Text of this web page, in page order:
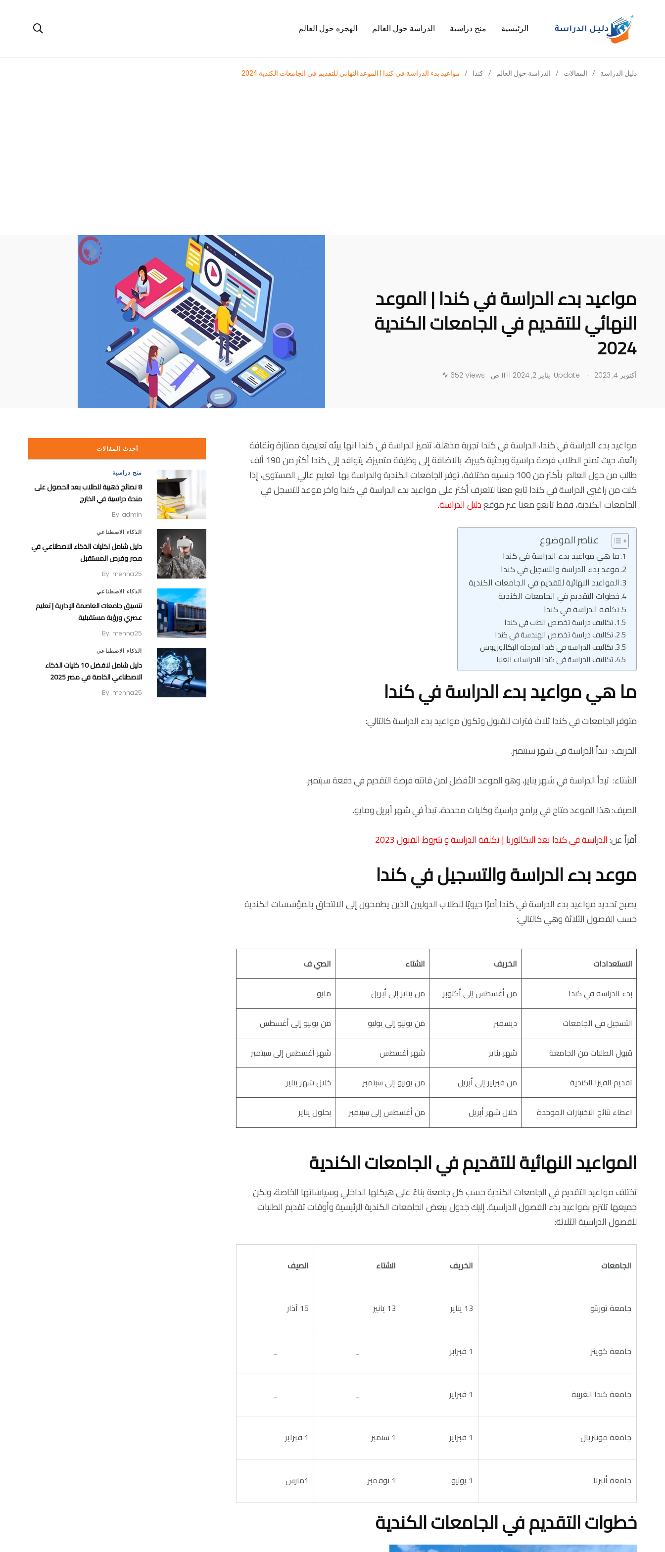
الرئيسية منح دراسية الدراسة حول العالم الهجره حول العالم
دليل الدراسة / المقالات / الدراسة حول العالم / كندا / مواعيد بدء الدراسة في كندا | الموعد النهائي للتقديم في الجامعات الكندية 2024
مواعيد بدء الدراسة في كندا | الموعد
النهائي للتقديم في الجامعات الكندية
2024
أكتوبر 4, 2023 .
652 Views
مواعيد بدء الدراسة في كندا، الدراسة في كندا تجربة مذهلة، تتميز الدراسة في كندا انها بيئه تعليمية ممتازة وثقافة
رائعة، حيث تمنح الطلاب فرصة دراسية وبحثية كبيرة، بالاضافة إلى وظيفة متميزة، يتوافد إلى كندا أكثر من 190 ألف
طالب من حول العالم بأكثر من 100 جنسيه مختلفة، توفر الجامعات الكندية والدراسة بها تعليم عالي المستوى، إذا
كنت من راغبي الدراسة في كندا تابع معنا لتتعرف أكثر على مواعيد بدء الدراسة في كندا واخر موعد للتسجل في
الجامعات الكندية، فقط تابعو معنا عبر موقعدليل الدراسة.
عناصر الموضوع
ما هي مواعيد بدء الدراسة في كندا
موعد بدء الدراسة والتسجيل في كندا
المواعيد النهائية للتقديم في الجامعات الكندية
خطوات التقديم في الجامعات الكندية
تكلفة الدراسة في كندا
تكاليف دراسة تخصص الطب في كندا
تكاليف دراسة تخصص الهندسة في كندا
تكاليف الدراسة في كندا لمرحلة البكالوريوس
تكاليف الدراسة في كندا للدراسات العليا
ما هي مواعيد بدء الدراسة في كندا
متوفر الجامعات في كندا ثلاث فترات للقبول وتكون مواعيد بدء الدراسة كالتالي:
الخريف: تبدأ الدراسة في شهر سبتمبر.
الشتاء: تبدأ الدراسة في شهر يناير، وهو الموعد الأفضل لمن فاتته فرصة التقديم في دفعة سبتمبر.
الصيف: هذا الموعد متاح في برامج دراسية وكليات محددة، تبدأ في شهر أبريل ومايو.
أقرأ عن:الدراسة في كندا بعد البكالوريا | تكلفة الدراسة و شروط القبول 2023
موعد بدء الدراسة والتسجيل في كندا
يصبح تحديد مواعيد بدء الدراسة في كندا أمرًا حيويًا للطلاب الدوليين الذين يطمحون إلى الالتحاق بالمؤسسات الكندية
حسب الفصول الثلاثة وهي كالتالي:
الاستعدادات الخريف الشتاء
الصي ف
بدء الدراسة في كندا
من أغسطس إلى أكتوبر من يناير إلى أبريل
مايو
التسجيل في الجامعات
ديسمبر من يونيو إلى يوليو
من يوليو إلى أغسطس
قبول الطلبات من الجامعة
شهر يناير شهر أغسطس
شهر أغسطس إلى سبتمبر
تقديم الفيزا الكندية
من فبراير إلى أبريل من يونيو إلى سبتمبر
خلال شهر يناير
اعطاء نتائج الاختبارات الموحدة
خلال شهر أبريل من أغسطس إلى سبتمبر بحلول يناير
المواعيد النهائية للتقديم في الجامعات الكندية
تختلف مواعيد التقديم في الجامعات الكندية حسب كل جامعة بناءً على هيكلها الداخلي وسياساتها الخاصة، ولكن
جميعها تلتزم بمواعيد بدء الفصول الدراسية. إليك جدول ببعض الجامعات الكندية الرئيسية وأوقات تقديم الطلبات
للفصول الدراسية الثلاثة:
الجامعات الخريف الشتاء الصيف
جامعة تورنتو 13 يناير 13 يانير 15 آذار
جامعة كوينز 1 فبرابر _
_
جامعة كندا الغربية 1 فبراير _
_
جامعة مونتريال 1 فبراير 1 ستمبر 1 فبراير
جامعة ألبرتا 1 يوليو 1 نوفمبر 1مارس
خطوات التقديم في الجامعات الكندية
أحدث المقالات
منح دراسية
8 نصائح ذهبية للطلاب بعد الحصول على
منحة دراسية في الخارج
By admin
الذكاء الاصطناعي
دليل شامل لكليات الذكاء الاصطناعي في
مصر وفرص المستقبل
By menna25
الذكاء الاصطناعي
تنسيق جامعات العاصمة الإدارية | تعليم
عصري ورؤية مستقبلية
By menna25
الذكاء الاصطناعي
دليل شامل لافضل 10 كليات الذكاء
الاصطناعي الخاصة في مصر 2025
By menna25